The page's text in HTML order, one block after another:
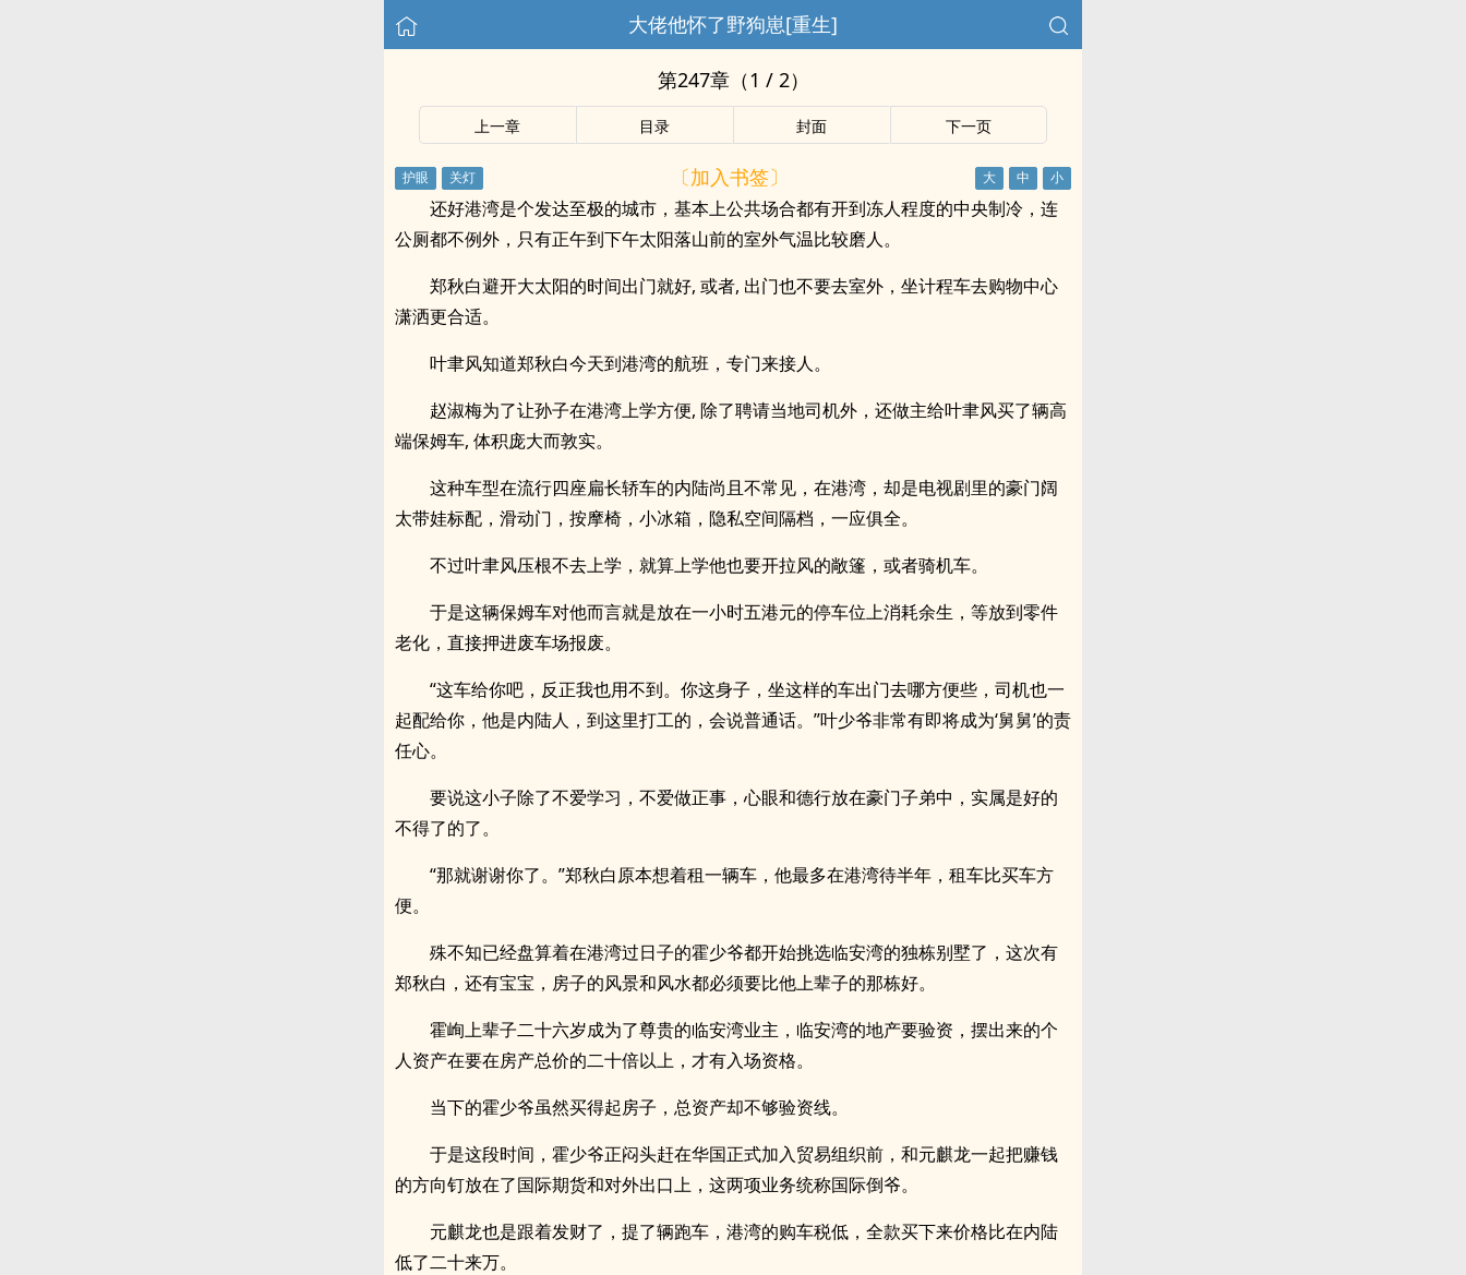
大佬他怀了野狗崽[重生]
第247章（1 / 2）
上一章 目录 封面 下一页
〔加入书签〕
还好港湾是个发达至极的城市，基本上公共场合都有开到冻人程度的中央制冷，连
公厕都不例外，只有正午到下午太阳落山前的室外气温比较磨人。
郑秋白避开大太阳的时间出门就好, 或者, 出门也不要去室外，坐计程车去购物中心
潇洒更合适。
叶聿风知道郑秋白今天到港湾的航班，专门来接人。
赵淑梅为了让孙子在港湾上学方便, 除了聘请当地司机外，还做主给叶聿风买了辆高
端保姆车, 体积庞大而敦实。
这种车型在流行四座扁长轿车的内陆尚且不常见，在港湾，却是电视剧里的豪门阔
太带娃标配，滑动门，按摩椅，小冰箱，隐私空间隔档，一应俱全。
不过叶聿风压根不去上学，就算上学他也要开拉风的敞篷，或者骑机车。
于是这辆保姆车对他而言就是放在一小时五港元的停车位上消耗余生，等放到零件
老化，直接押进废车场报废。
“这车给你吧，反正我也用不到。你这身子，坐这样的车出门去哪方便些，司机也一
起配给你，他是内陆人，到这里打工的，会说普通话。”叶少爷非常有即将成为‘舅舅’的责
任心。
要说这小子除了不爱学习，不爱做正事，心眼和德行放在豪门子弟中，实属是好的
不得了的了。
“那就谢谢你了。”郑秋白原本想着租一辆车，他最多在港湾待半年，租车比买车方
便。
殊不知已经盘算着在港湾过日子的霍少爷都开始挑选临安湾的独栋别墅了，这次有
郑秋白，还有宝宝，房子的风景和风水都必须要比他上辈子的那栋好。
霍峋上辈子二十六岁成为了尊贵的临安湾业主，临安湾的地产要验资，摆出来的个
人资产在要在房产总价的二十倍以上，才有入场资格。
当下的霍少爷虽然买得起房子，总资产却不够验资线。
于是这段时间，霍少爷正闷头赶在华国正式加入贸易组织前，和元麒龙一起把赚钱
的方向钉放在了国际期货和对外出口上，这两项业务统称国际倒爷。
元麒龙也是跟着发财了，提了辆跑车，港湾的购车税低，全款买下来价格比在内陆
低了二十来万。